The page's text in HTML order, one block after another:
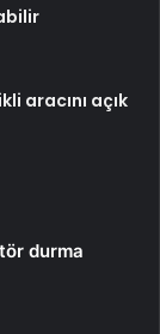
aracını açık
durma